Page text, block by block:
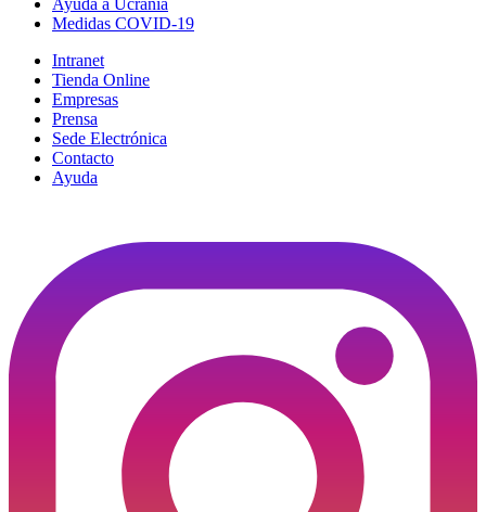
Ayuda a Ucrania
Medidas COVID-19
Intranet
Tienda Online
Empresas
Prensa
Sede Electrónica
Contacto
Ayuda